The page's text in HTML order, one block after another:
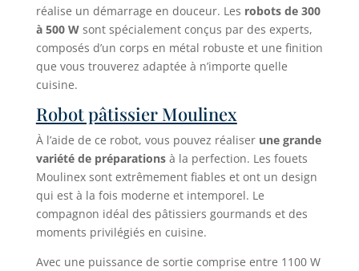
réalise un démarrage en douceur. Les robots de 300
à 500 Wsont spécialement conçus par des experts,
composés d’un corps en métal robuste et une finition
que vous trouverez adaptée à n’importe quelle
cuisine.
Robot pâtissier Moulinex
À l’aide de ce robot, vous pouvez réaliser une grande
variété de préparationsà la perfection. Les fouets
Moulinex sont extrêmement fiables et ont un design
qui est à la fois moderne et intemporel. Le
compagnon idéal des pâtissiers gourmands et des
moments privilégiés en cuisine.
Avec une puissance de sortie comprise entre 1100 W